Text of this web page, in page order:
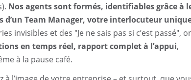
Nos agents sont formés, identifiables grâce à
d’un Team Manager, votre interlocuteur
invisibles et des "Je ne sais pas si c’est passé",
en temps réel, rapport complet à l’appui,
à la pause café.